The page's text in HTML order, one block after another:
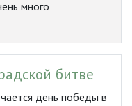
много
битве
день победы в